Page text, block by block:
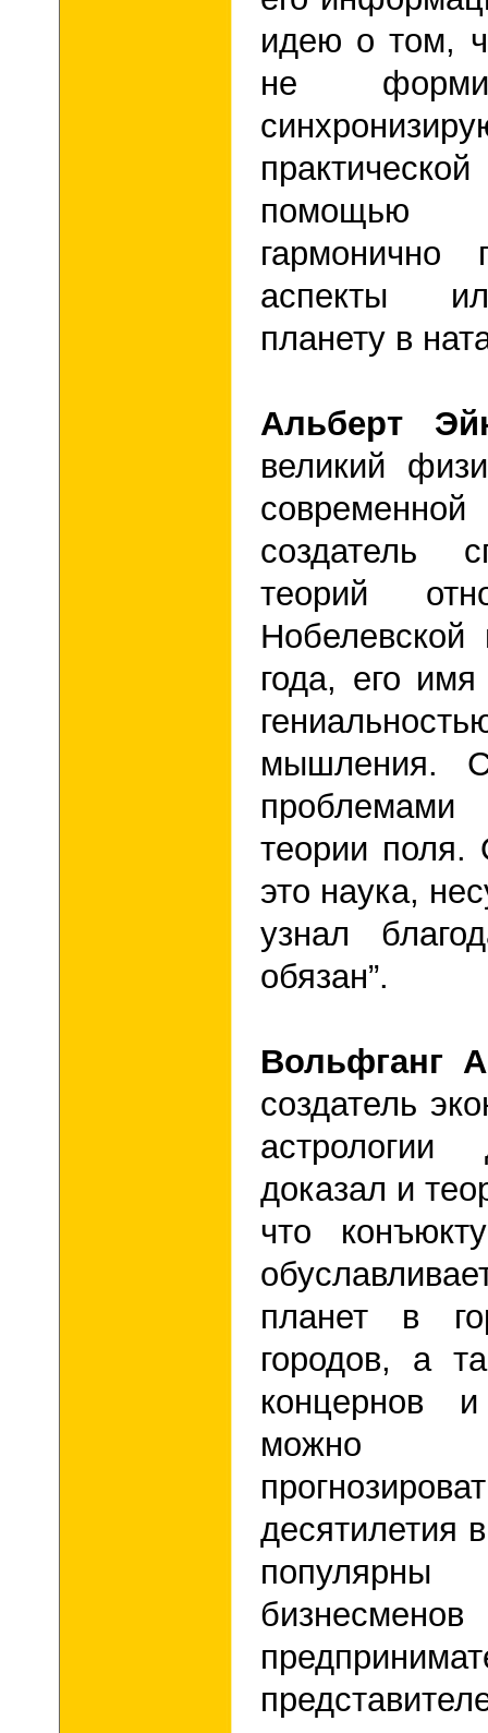
идею о том,
не
помощью
гармонично
аспекты
планету в
Альберт
великий
создатель
теорий
года, его
мышления.
теории
это наука,
узнал
обязан”.
Вольфганг
создатель
доказал и
что
планет в
городов, а
концернов
можно
десятилетия